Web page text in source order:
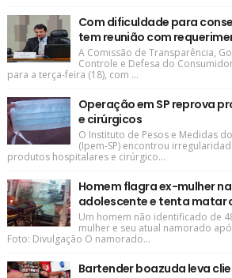
Com dificuldade para
tem reunião com
A Comissão de Transparência,
Controle e Defesa do
para a terça-feira (18), com ...
Operação em SP reprova
e cirúrgicos
O Instituto de Pesos e Medidas
(Ipem-SP) encontrou
produtos hospitalares e cirúrgico...
Homem flagra ex-mulher
adolescente e tenta matar
Um homem não identificado de
mulher e seu atual namorado
Foto: Divulgação O namorado...
Bartender boazuda leva